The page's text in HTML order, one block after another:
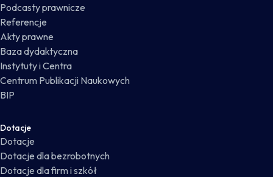
Podcasty prawnicze
Referencje
Akty prawne
Baza dydaktyczna
Instytuty i Centra
Centrum Publikacji Naukowych
BIP
Dotacje
Dotacje
Dotacje dla bezrobotnych
Dotacje dla firm i szkół